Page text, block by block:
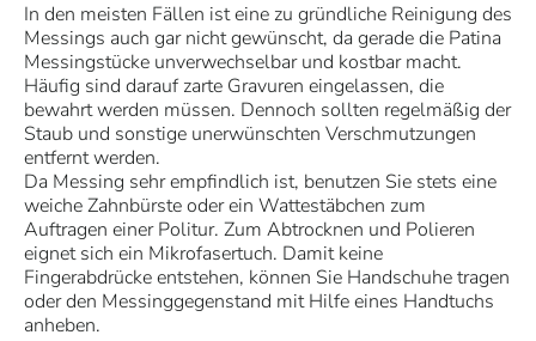
In den meisten Fällen ist eine zu gründliche Reinigung des
Messings auch gar nicht gewünscht, da gerade die Patina
Messingstücke unverwechselbar und kostbar macht.
Häufig sind darauf zarte Gravuren eingelassen, die
bewahrt werden müssen. Dennoch sollten regelmäßig der
Staub und sonstige unerwünschten Verschmutzungen
entfernt werden.
Da Messing sehr empfindlich ist, benutzen Sie stets eine
weiche Zahnbürste oder ein Wattestäbchen zum
Auftragen einer Politur. Zum Abtrocknen und Polieren
eignet sich ein Mikrofasertuch. Damit keine
Fingerabdrücke entstehen, können Sie Handschuhe tragen
oder den Messinggegenstand mit Hilfe eines Handtuchs
anheben.